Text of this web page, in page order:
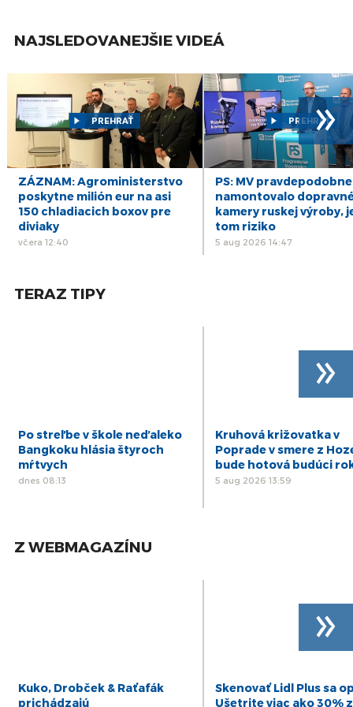
22
dec
Kňaz VADKERTI: Človeka treba podľa pápeža
prijať takého, aký je
15
Svet – U.S. Ambassador to Slovakia Bridget A.
9
dec
Veľvyslanec BURIAN: Slovensko sa na Summit
za demokraciu intenzívne pripravilo
3
dec
I. ŠTEFANEC: Demokracia vždy ponúka
riešenia, nedemokratický svet vyrába
problémy
23
nov
HUMAN FORUM 2021: Posilňovanie lokálnych
demokracií ako prevencia rastu extrémizmu
NAJSLEDOVANEJŠIE VIDEÁ
PREHRAŤ
ZÁZNAM: Agroministerstvo
poskytne milión eur na asi
150 chladiacich boxov pre
diviaky
včera 12:40
PREHRAŤ
PS: MV pravdepodobne
namontovalo
kamery ruskej výroby,
tom riziko
5 aug 2026 14:47
»
TERAZ TIPY
Po streľbe v škole neďaleko
Bangkoku hlásia štyroch
mŕtvych
dnes 08:13
Kruhová križovatka v
Poprade v smere z
bude hotová budúci
5 aug 2026 13:59
»
Z WEBMAGAZÍNU
Kuko, Drobček & Raťafák
prichádzajú
Skenovať Lidl Plus sa
Ušetrite viac ako 30% z
»